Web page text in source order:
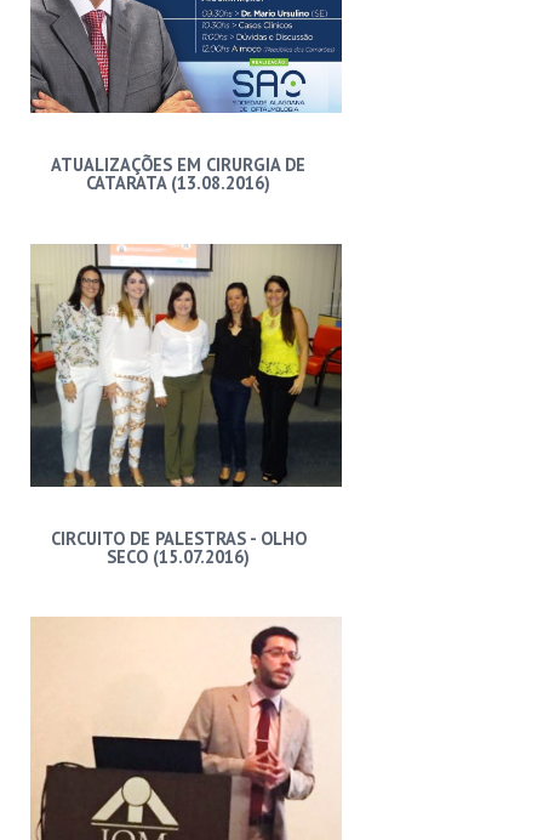
ATUALIZAÇÕES EM CIRURGIA DE
CATARATA (13.08.2016)
CIRCUITO DE PALESTRAS - OLHO
SECO (15.07.2016)